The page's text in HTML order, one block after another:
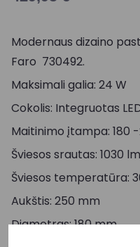
Modernaus dizaino
Faro 730492.
Maksimali galia: 24 W
Cokolis: Integruotas
Maitinimo įtampa: 180
Šviesos srautas: 1030 lm
Šviesos temperatūra:
Aukštis: 250 mm
Diametras: 180 mm